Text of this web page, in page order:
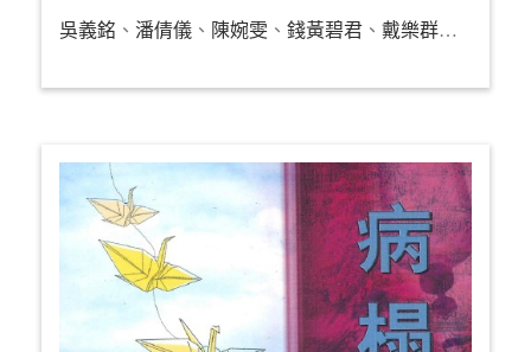
吳義銘 、 潘倩儀 、 陳婉雯 、 錢黃碧君 、 戴樂群、